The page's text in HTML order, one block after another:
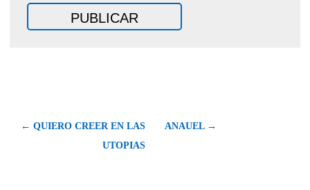
← QUIERO CREER EN LAS
UTOPIAS
ANAUEL →